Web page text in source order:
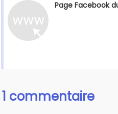
Page Facebook
1 commentaire